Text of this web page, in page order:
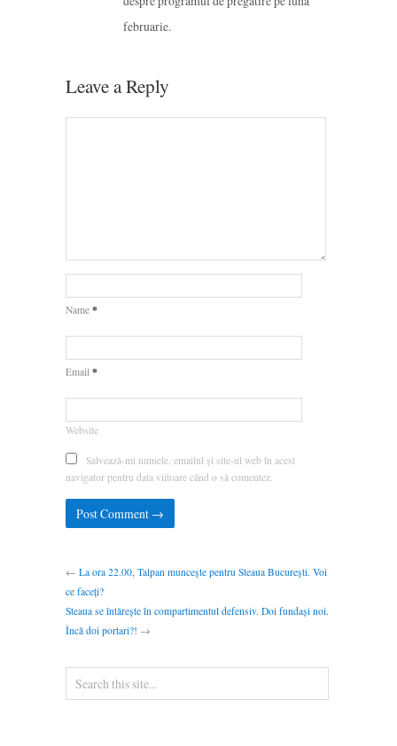
februarie.
Leave a Reply
Name *
Email *
Website
Salvează-mi numele, emailul și site-ul web în acest
navigator pentru data viitoare când o să comentez.
← La ora 22.00, Talpan muncește pentru Steaua București. Voi
ce faceți?
Steaua se întărește în compartimentul defensiv. Doi fundași noi.
Încă doi portari?! →